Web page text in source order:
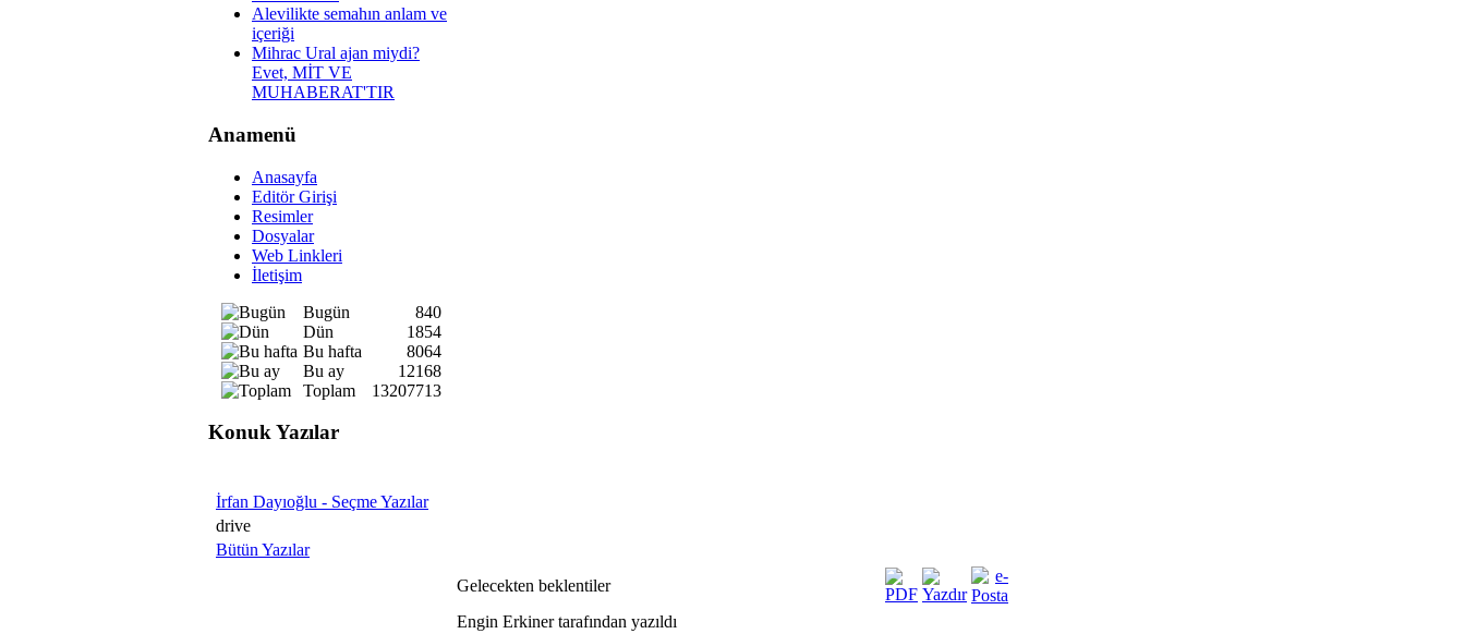
Alevilikte semahın anlam ve
içeriği
Mihrac Ural ajan miydi?
Evet, MİT VE
MUHABERAT'TIR
Anamenü
Anasayfa
Editör Girişi
Resimler
Dosyalar
Web Linkleri
İletişim
Bugün
840
Dün
1854
Bu hafta
8064
Bu ay
12168
Toplam
13207713
Konuk Yazılar
İrfan Dayıoğlu - Seçme Yazılar
drive
Bütün Yazılar
Gelecekten beklentiler
Engin Erkiner tarafından yazıldı